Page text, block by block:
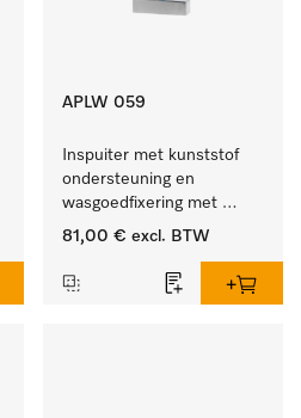
APLW 059
Inspuiter met kunststof
ondersteuning en
wasgoedfixering met
vergr., Ø 6, lengte
81,00 € excl. BTW